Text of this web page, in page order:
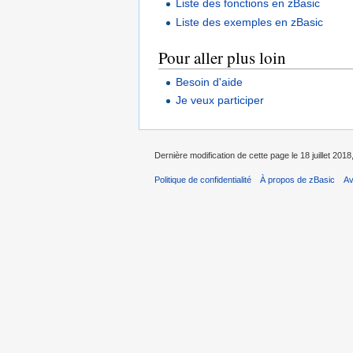
Liste des fonctions en zBasic
Liste des exemples en zBasic
Pour aller plus loin
Besoin d'aide
Je veux participer
Dernière modification de cette page le 18 juillet
Politique de confidentialité À propos de zBasic